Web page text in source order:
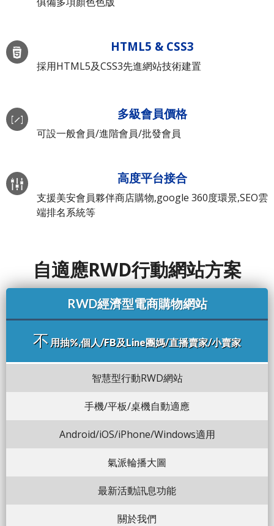
HTML5 & CSS3
採用HTML5及CSS3先進網站技術建置
多級會員價格
可設一般會員/進階會員/批發會員
高度平台接合
支援美安會員夥伴商店購物,google 360度環景,SEO雲
端排名系統等
自適應RWD行動網站方案
RWD經濟型電商購物網站
不 用抽%,個人/FB及Line團媽/直播賣家/小賣家
智慧型行動RWD網站
手機/平板/桌機自動適應
Android/iOS/iPhone/Windows適用
氣派輪播大圖
最新活動訊息功能
關於我們